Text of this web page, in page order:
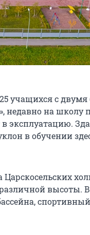
учащихся с двумя
недавно на школу
эксплуатацию.
в обучении
высоты.